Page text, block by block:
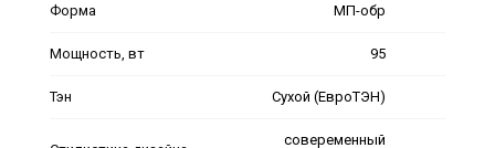
Форма МП-обр
Мощность, вт 95
Тэн Сухой (ЕвроТЭН)
совеременный